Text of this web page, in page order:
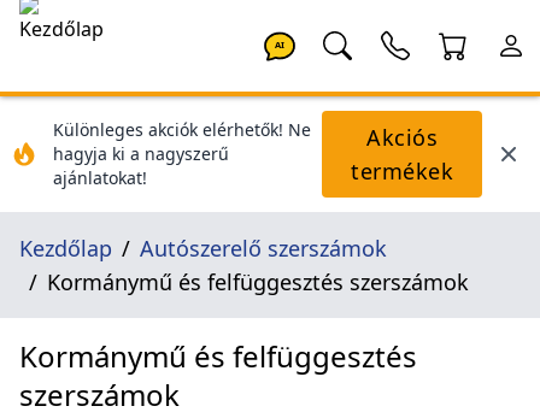
AI
Különleges akciók elérhetők! Ne
hagyja ki a nagyszerű
ajánlatokat!
Akciós
termékek
Kezdőlap
Autószerelő szerszámok
Kormánymű és felfüggesztés szerszámok
Kormánymű és felfüggesztés
szerszámok